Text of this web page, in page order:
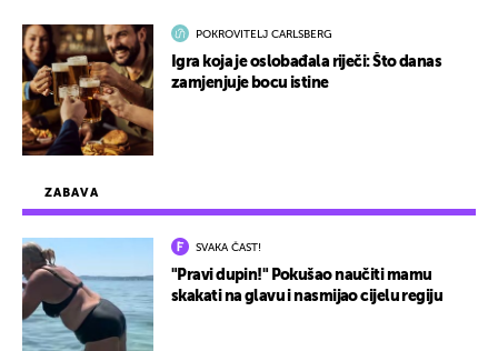
ZABAVA
SVAKA ČAST!
"Pravi dupin!" Pokušao naučiti mamu
skakati na glavu i nasmijao cijelu regiju
POKROVITELJ CARLSBERG
Igra koja je oslobađala riječi: Što danas
zamjenjuje bocu istine